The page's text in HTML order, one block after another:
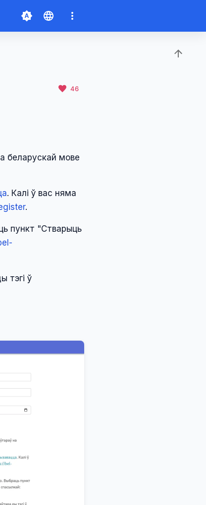
46
беларускай мове
. Калі ў вас няма
.
пункт "Стварыць
тэгі ў